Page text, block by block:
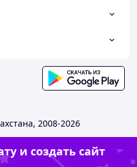
2008-2026
и создать сайт